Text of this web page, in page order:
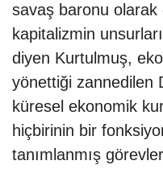
savaş baronu olarak
kapitalizmin
diyen Kurtulmuş,
yönettiği zannedilen
küresel ekonomik
hiçbirinin bir
tanımlanmış